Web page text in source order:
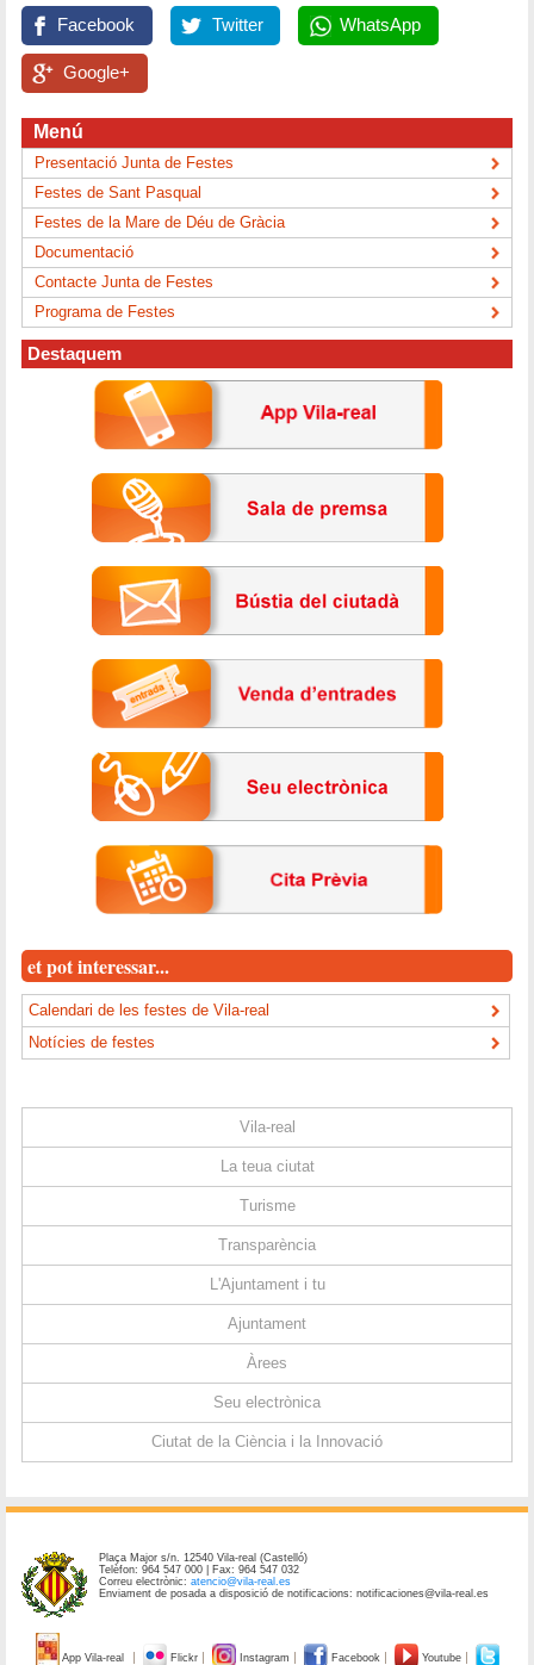
Facebook Twitter WhatsApp
Google+
Menú
Presentació Junta de Festes
Festes de Sant Pasqual
Festes de la Mare de Déu de Gràcia
Documentació
Contacte Junta de Festes
Programa de Festes
Destaquem
et pot interessar...
Calendari de les festes de Vila-real
Notícies de festes
Vila-real
La teua ciutat
Turisme
Transparència
L'Ajuntament i tu
Ajuntament
Àrees
Seu electrònica
Ciutat de la Ciència i la Innovació
Plaça Major s/n. 12540 Vila-real (Castelló)
Telèfon: 964 547 000 | Fax: 964 547 032
Correu electrònic:atencio@vila-real.es
Enviament de posada a disposició de notificacions: notificaciones@vila-real.es
App Vila-real Flickr Instagram Facebook Youtube